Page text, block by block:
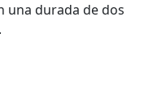
una durada de dos